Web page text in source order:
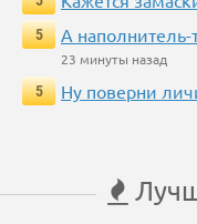
5
А наполнитель-
23 минуты назад
5
Ну поверни